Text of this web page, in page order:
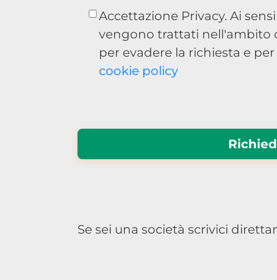
Accettazione Privacy. Ai
vengono trattati nell'ambito
per evadere la richiesta e
cookie policy
Se sei una società scrivici